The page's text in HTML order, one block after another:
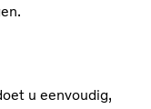
u eenvoudig,